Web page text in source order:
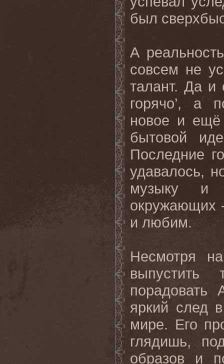
был
А
совсем не
талант. Да и
горячо’, а
новое и ещё
бытовой
Последние
удавалось,
музыку и
окружающих
и любим.
Несмотря
выпустить
порадовать
яркий след
мире. Его
глядишь,
образов и